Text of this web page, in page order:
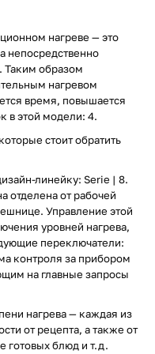
нагреве — это
непосредственно
Таким образом
нагревом
время, повышается
в этой модели: 4.
стоит обратить
линейку: Serie | 8.
отделена от рабочей
Управление этой
уровней нагрева,
переключатели:
контроля за прибором
на главные запросы
нагрева — каждая из
от рецепта, а также от
готовых блюд и т.д.